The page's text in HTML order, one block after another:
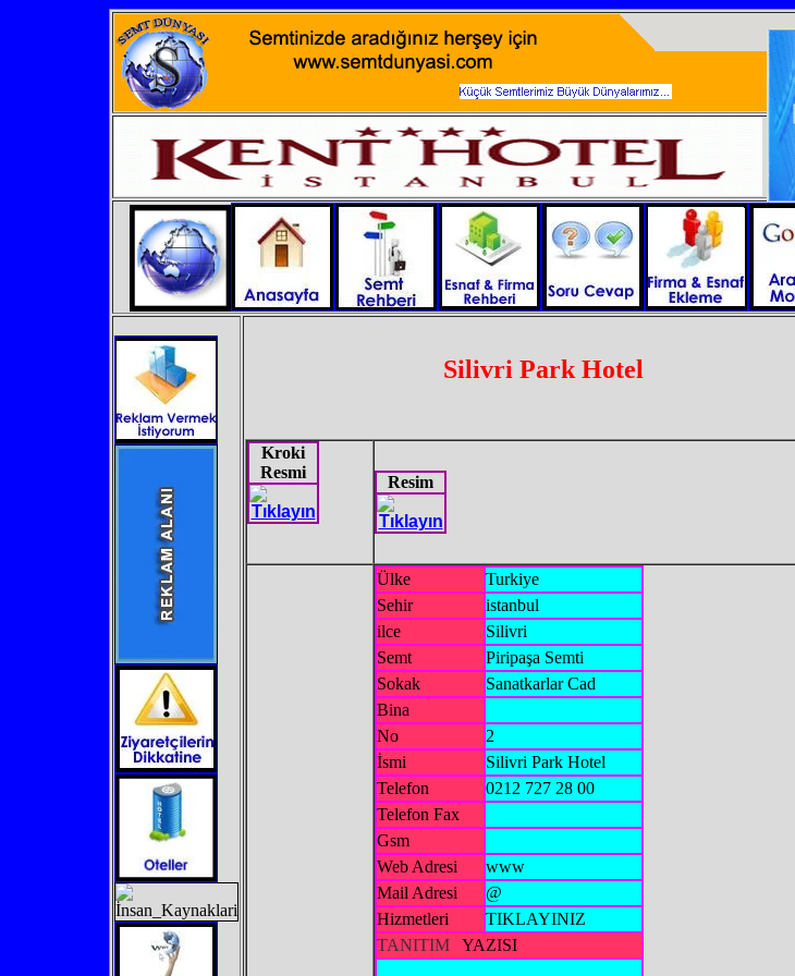
Silivri Park Hotel
Kroki
Resmi
Resim
Ülke
Turkiye
Sehir
istanbul
ilce
Silivri
Semt
Piripaşa Semti
Sokak
Sanatkarlar Cad
Bina
No
2
İsmi
Silivri Park Hotel
Telefon
0212 727 28 00
Telefon Fax
Gsm
Web Adresi
www
Mail Adresi
@
Hizmetleri
TIKLAYINIZ
TANITIM
YAZISI